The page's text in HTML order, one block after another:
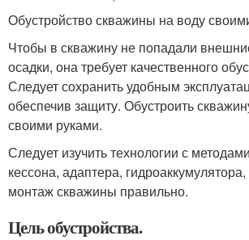
Обустройство скважины на воду
Чтобы в скважину не попадали
осадки, она требует качественного
Следует сохранить удобным
обеспечив защиту. Обустроить
своими руками.
Следует изучить технологии с
кессона, адаптера,
монтаж скважины правильно.
Цель обустройства.